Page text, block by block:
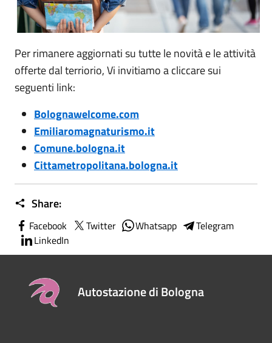
Per rimanere aggiornati su tutte le novità e le attività
offerte dal terriorio, Vi invitiamo a cliccare sui
seguenti link:
Bolognawelcome.com
Emiliaromagnaturismo.it
Comune.bologna.it
Cittametropolitana.bologna.it
Share:
Facebook Twitter Whatsapp
Telegram
LinkedIn
Autostazione di Bologna